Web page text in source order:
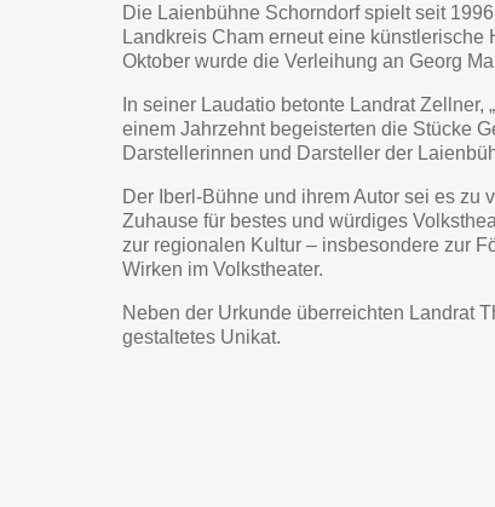
Die Laienbühne Schorndorf spielt seit
Landkreis Cham erneut eine
Oktober wurde die Verleihung an Georg
In seiner Laudatio betonte Landrat
einem Jahrzehnt begeisterten die Stücke
Darstellerinnen und Darsteller der
Der Iberl-Bühne und ihrem Autor sei es zu
Zuhause für bestes und würdiges
zur regionalen Kultur – insbesondere zur
Wirken im Volkstheater.
Neben der Urkunde überreichten Landrat
gestaltetes Unikat.